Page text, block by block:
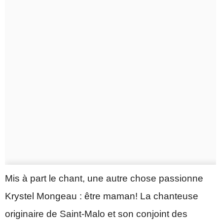
Mis à part le chant, une autre chose passionne
Krystel Mongeau : être maman! La chanteuse
originaire de Saint-Malo et son conjoint des